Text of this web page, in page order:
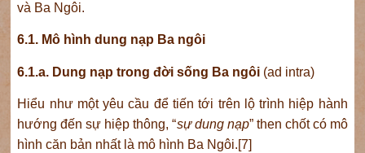
và Ba Ngôi.
6.1. Mô hình dung nạp Ba ngôi
6.1.a. Dung nạp trong đời sống Ba ngôi (ad intra)
Hiểu như một yêu cầu để tiến tới trên lộ trình hiệp hành
hướng đến sự hiệp thông, “sự dung nạp” then chốt có mô
hình căn bản nhất là mô hình Ba Ngôi.[7]